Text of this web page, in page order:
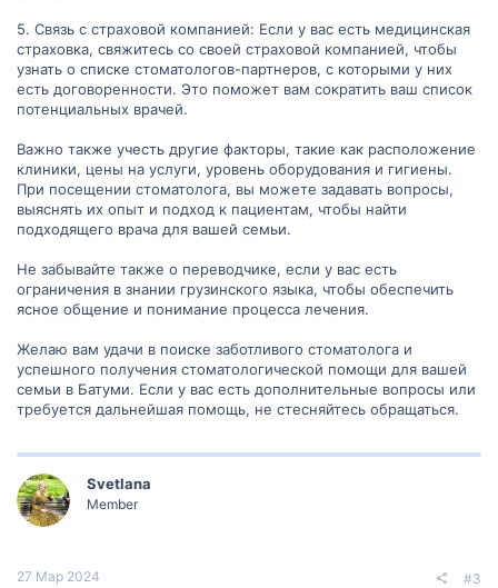
5. Связь с страховой компанией: Если у вас есть медицинская
страховка, свяжитесь со своей страховой компанией, чтобы
узнать о списке стоматологов-партнеров, с которыми у них
есть договоренности. Это поможет вам сократить ваш список
потенциальных врачей.
Важно также учесть другие факторы, такие как расположение
клиники, цены на услуги, уровень оборудования и гигиены.
При посещении стоматолога, вы можете задавать вопросы,
выяснять их опыт и подход к пациентам, чтобы найти
подходящего врача для вашей семьи.
Не забывайте также о переводчике, если у вас есть
ограничения в знании грузинского языка, чтобы обеспечить
ясное общение и понимание процесса лечения.
Желаю вам удачи в поиске заботливого стоматолога и
успешного получения стоматологической помощи для вашей
семьи в Батуми. Если у вас есть дополнительные вопросы или
требуется дальнейшая помощь, не стесняйтесь обращаться.
Svetlana
Member
27 Мар 2024 #3